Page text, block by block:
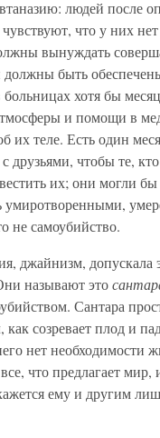
людей после
чувствуют, что у них
вынуждать
должны быть
хотя бы
и помощи в
их теле. Есть один
друзьями, чтобы те,
их; они могли бы
не самоубийство.
джайнизм, допускала
называют это
Сантара
как созревает плод и
нет необходимости
что предлагает мир,
ему и другим